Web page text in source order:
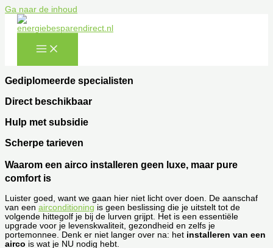
Ga naar de inhoud
Gediplomeerde specialisten
Direct beschikbaar
Hulp met subsidie
Scherpe tarieven
Waarom een airco installeren geen luxe, maar pure
comfort is
Luister goed, want we gaan hier niet licht over doen. De aanschaf
van een airconditioning is geen beslissing die je uitstelt tot de
volgende hittegolf je bij de lurven grijpt. Het is een essentiële
upgrade voor je levenskwaliteit, gezondheid en zelfs je
portemonnee. Denk er niet langer over na: het installeren van een
airco is wat je NU nodig hebt.